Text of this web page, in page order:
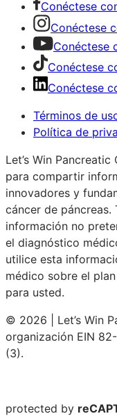
Conéctese
Conéctese
Conéctese
Conéctese
Conéctese
Términos de
Política de
Let’s Win
para compartir
innovadores y
cáncer de páncreas.
información no
el diagnóstico
utilice esta
médico sobre el
para usted.
© 2026 | Let’s Win
organización EIN
(3).
protected by